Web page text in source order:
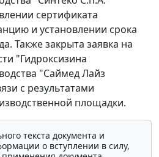
сертификата
и установлении срока
Также закрыта заявка на
"Гидроксизина
"Саймед Лайз
с результатами
площадки.
текста документа и
о вступлении в силу,